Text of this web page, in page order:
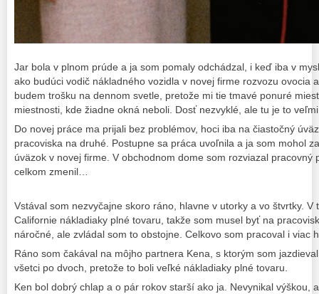
Jar bola v plnom prúde a ja som pomaly odchádzal, i keď iba v
ako budúci vodič nákladného vozidla v novej firme rozvozu ovocia
budem trošku na dennom svetle, pretože mi tie tmavé ponuré
miestnosti, kde žiadne okná neboli. Dosť nezvyklé, ale tu je to
Do novej práce ma prijali bez problémov, hoci iba na čiastočný
pracoviska na druhé. Postupne sa práca uvoľnila a ja som mohol
úväzok v novej firme. V obchodnom dome som rozviazal
celkom zmenil…
Vstával som nezvyčajne skoro ráno, hlavne v utorky a vo štvrtky. V
Californie nákladiaky plné tovaru, takže som musel byť na
náročné, ale zvládal som to obstojne. Celkovo som pracoval i viac
Ráno som čakával na môjho partnera Kena, s ktorým som
všetci po dvoch, pretože to boli veľké nákladiaky plné tovaru.
Ken bol dobrý chlap a o pár rokov starší ako ja. Nevynikal výškou,